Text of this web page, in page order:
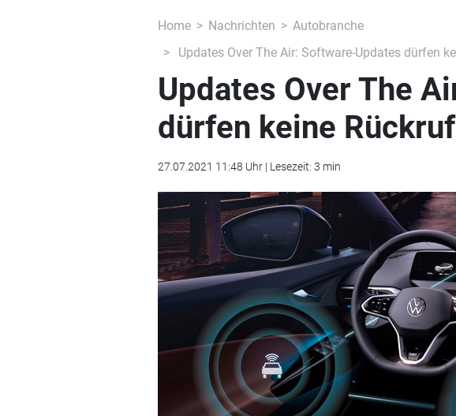
Home Nachrichten
Autobranche
Updates Over The Air: Software-Updates dürfen
Updates Over The
dürfen keine
27.07.2021 11:48 Uhr | Lesezeit: 3 min